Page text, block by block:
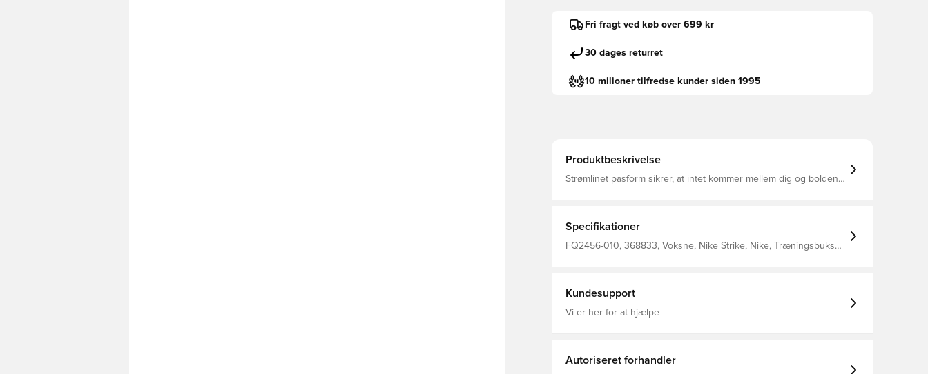
Fri fragt ved køb over 699 kr
30 dages returret
10 milioner tilfredse kunder siden 1995
Produktbeskrivelse
Strømlinet pasform sikrer, at intet kommer mellem dig og bolden
og hjælper dig med at forblive tør og behagelig Slank pasform
100% polyester.
Specifikationer
FQ2456-010, 368833, Voksne, Nike Strike, Nike, Træningsbukser,
Kundesupport
Vi er her for at hjælpe
Autoriseret forhandler